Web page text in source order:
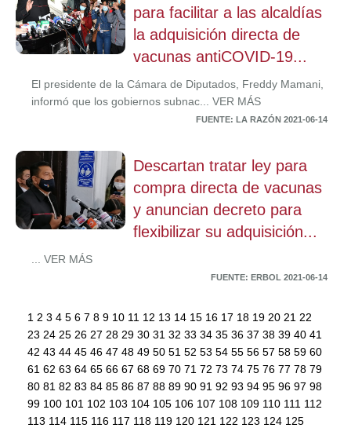
para facilitar a las alcaldías
la adquisición directa de
vacunas antiCOVID-19...
El presidente de la Cámara de Diputados, Freddy Mamani,
informó que los gobiernos subnac... VER MÁS
FUENTE: LA RAZÓN 2021-06-14
Descartan tratar ley para
compra directa de vacunas
y anuncian decreto para
flexibilizar su adquisición...
... VER MÁS
FUENTE: ERBOL 2021-06-14
1 2 3 4 5 6 7 8 9 10 11 12 13 14 15 16 17 18 19 20 21 22
23 24 25 26 27 28 29 30 31 32 33 34 35 36 37 38 39 40 41
42 43 44 45 46 47 48 49 50 51 52 53 54 55 56 57 58 59 60
61 62 63 64 65 66 67 68 69 70 71 72 73 74 75 76 77 78 79
80 81 82 83 84 85 86 87 88 89 90 91 92 93 94 95 96 97 98
99 100 101 102 103 104 105 106 107 108 109 110 111 112
113 114 115 116 117 118 119 120 121 122 123 124 125